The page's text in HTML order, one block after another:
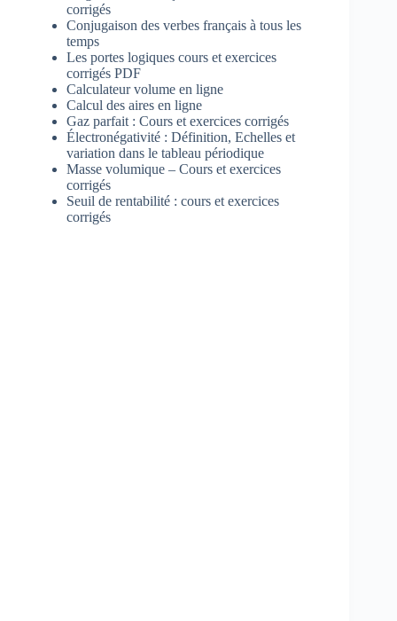
corrigés
Conjugaison des verbes français à tous les
temps
Les portes logiques cours et exercices
corrigés PDF
Calculateur volume en ligne
Calcul des aires en ligne
Gaz parfait : Cours et exercices corrigés
Électronégativité : Définition, Echelles et
variation dans le tableau périodique
Masse volumique – Cours et exercices
corrigés
Seuil de rentabilité : cours et exercices
corrigés